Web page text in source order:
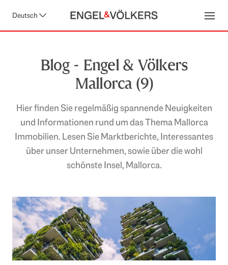
Deutsch
Blog - Engel & Völkers
Mallorca (9)
Hier finden Sie regelmäßig spannende Neuigkeiten
und Informationen rund um das Thema Mallorca
Immobilien. Lesen Sie Marktberichte, Interessantes
über unser Unternehmen, sowie über die wohl
schönste Insel, Mallorca.